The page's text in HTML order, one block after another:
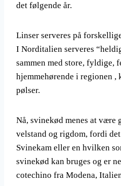
det følgende år.
Linser serveres på
I Norditalien serveres
sammen med store, fyldige,
hjemmehørende i regionen ,
pølser.
Nå, svinekød menes at være
velstand og rigdom, fordi
Svinekam eller en hvilken
svinekød kan bruges og er
cotechino fra Modena,